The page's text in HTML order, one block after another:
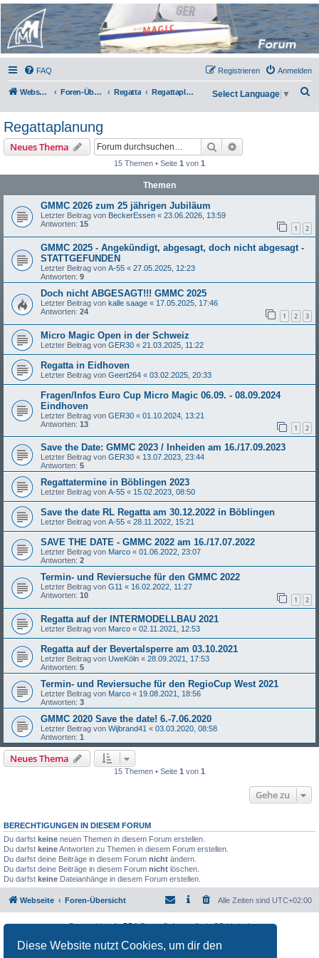
Diese Website nutzt Cookies, um dir den
Micro Magic Forum
Deutschland
FAQ Anmelden
Registrieren
Webseite Foren-Übersicht Regatta Regattaplanung Select Language ▼
Regattaplanung
Neues Thema Suche
15 Themen • Seite 1 von 1
Themen
GMMC 2026 zum 25 jährigen Jubiläum
Letzter Beitrag von BeckerEssen « 23.06.2026, 13:59
Antworten: 15 1 2
GMMC 2025 - Angekündigt, abgesagt, doch nicht abgesagt -
STATTGEFUNDEN
Letzter Beitrag von A-55 « 27.05.2025, 12:23
Antworten: 9
Doch nicht ABGESAGT!!! GMMC 2025
Letzter Beitrag von kalle saage « 17.05.2025, 17:46
Antworten: 24 1 2 3
Micro Magic Open in der Schweiz
Letzter Beitrag von GER30 « 21.03.2025, 11:22
Regatta in Eidhoven
Letzter Beitrag von Geert264 « 03.02.2025, 20:33
Fragen/Infos Euro Cup Micro Magic 06.09. - 08.09.2024
Eindhoven
Letzter Beitrag von GER30 « 01.10.2024, 13:21
Antworten: 13 1 2
Save the Date: GMMC 2023 / Inheiden am 16./17.09.2023
Letzter Beitrag von GER30 « 13.07.2023, 23:44
Antworten: 5
Regattatermine in Böblingen 2023
Letzter Beitrag von A-55 « 15.02.2023, 08:50
Save the date RL Regatta am 30.12.2022 in Böblingen
Letzter Beitrag von A-55 « 28.11.2022, 15:21
SAVE THE DATE - GMMC 2022 am 16./17.07.2022
Letzter Beitrag von Marco « 01.06.2022, 23:07
Antworten: 2
Termin- und Reviersuche für den GMMC 2022
Letzter Beitrag von G11 « 16.02.2022, 11:27
Antworten: 10 1 2
Regatta auf der INTERMODELLBAU 2021
Letzter Beitrag von Marco « 02.11.2021, 12:53
Regatta auf der Bevertalsperre am 03.10.2021
Letzter Beitrag von UweKöln « 28.09.2021, 17:53
Antworten: 5
Termin- und Reviersuche für den RegioCup West 2021
Letzter Beitrag von Marco « 19.08.2021, 18:56
Antworten: 3
GMMC 2020 Save the date! 6.-7.06.2020
Letzter Beitrag von Wijbrand41 « 03.03.2020, 08:58
Antworten: 1
Neues Thema
15 Themen • Seite 1 von 1
Gehe zu
BERECHTIGUNGEN IN DIESEM FORUM
Du darfst keine neuen Themen in diesem Forum erstellen.
Du darfst keineAntworten zu Themen in diesem Forum erstellen.
Du darfst deine Beiträge in diesem Forum nicht ändern.
Du darfst deine Beiträge in diesem Forum nicht löschen.
Du darfst keine Dateianhänge in diesem Forum erstellen.
Webseite Foren-Übersicht Alle Zeiten sind UTC+02:00
Powered byphpBB® Forum Software © phpBB Limited
Datenschutz|Nutzungsbedingungen